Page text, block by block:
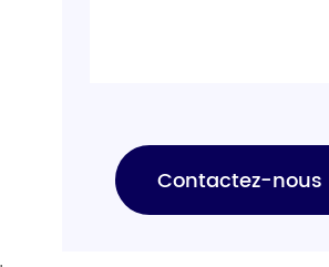
Contactez-nous